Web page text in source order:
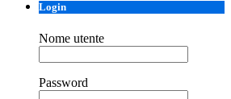
Login
Nome utente
Password